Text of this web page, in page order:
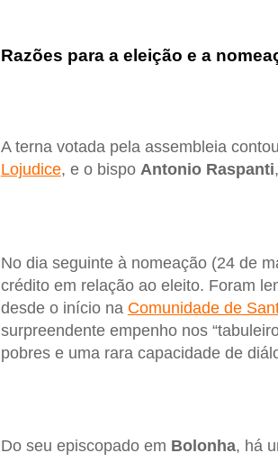
Razões para a eleição e a
A terna votada pela assembleia
Lojudice, e o bispo Antonio Raspanti
No dia seguinte à nomeação (24 de
crédito em relação ao eleito. Foram
desde o início na Comunidade de
surpreendente empenho nos
pobres e uma rara capacidade de
Do seu episcopado em Bolonha, há